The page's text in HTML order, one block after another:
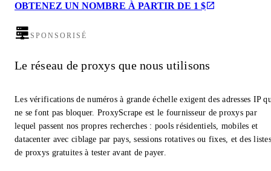
OBTENEZ UN NOMBRE À PARTIR DE 1 $
SPONSORISÉ
Le réseau de proxys que nous utilisons
Les vérifications de numéros à grande échelle exigent des adresses IP
ne se font pas bloquer. ProxyScrape est le fournisseur de proxys par
lequel passent nos propres recherches : pools résidentiels, mobiles et
datacenter avec ciblage par pays, sessions rotatives ou fixes, et des listes
de proxys gratuites à tester avant de payer.